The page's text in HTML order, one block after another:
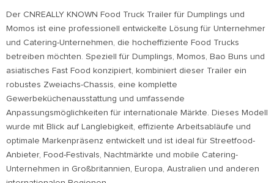
Der CNREALLY KNOWN Food Truck Trailer für Dumplings und
Momos ist eine professionell entwickelte Lösung für Unternehmer
und Catering-Unternehmen, die hocheffiziente Food Trucks
betreiben möchten. Speziell für Dumplings, Momos, Bao Buns und
asiatisches Fast Food konzipiert, kombiniert dieser Trailer ein
robustes Zweiachs-Chassis, eine komplette
Gewerbeküchenausstattung und umfassende
Anpassungsmöglichkeiten für internationale Märkte. Dieses Modell
wurde mit Blick auf Langlebigkeit, effiziente Arbeitsabläufe und
optimale Markenpräsenz entwickelt und ist ideal für Streetfood-
Anbieter, Food-Festivals, Nachtmärkte und mobile Catering-
Unternehmen in Großbritannien, Europa, Australien und anderen